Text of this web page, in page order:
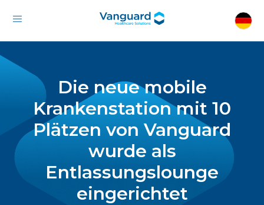
Die neue mobile
Krankenstation mit 10
Plätzen von Vanguard
wurde als
Entlassungslounge
eingerichtet